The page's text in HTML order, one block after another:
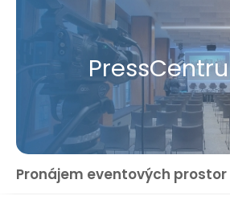
Pronájem eventových